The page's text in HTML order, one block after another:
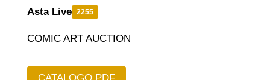
Asta Live 2255
COMIC ART AUCTION
CATALOGO PDF